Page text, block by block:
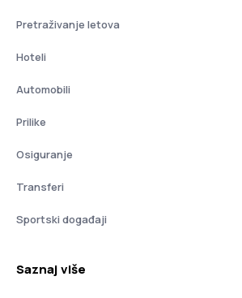
Pretraživanje letova
Hoteli
Automobili
Prilike
Osiguranje
Transferi
Sportski događaji
Saznaj više